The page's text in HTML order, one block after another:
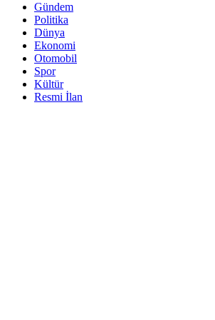
Gündem
Politika
Dünya
Ekonomi
Otomobil
Spor
Kültür
Resmi İlan